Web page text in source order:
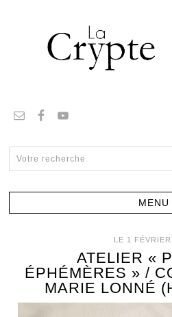
LE 1
ATELIER «
ÉPHÉMÈRES » /
MARIE LONNÉ